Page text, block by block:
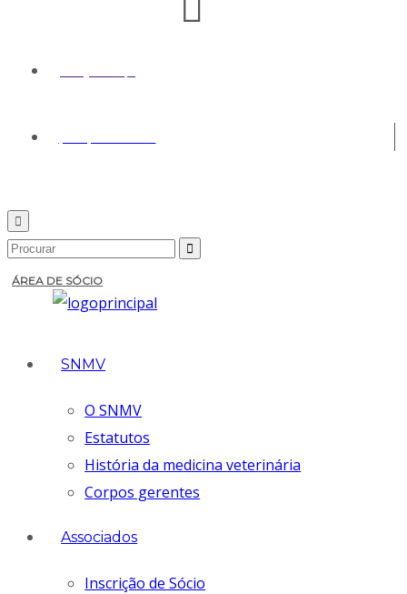
ÁREA DE SÓCIO
SNMV
O SNMV
Estatutos
História da medicina veterinária
Corpos gerentes
Associados
Inscrição de Sócio